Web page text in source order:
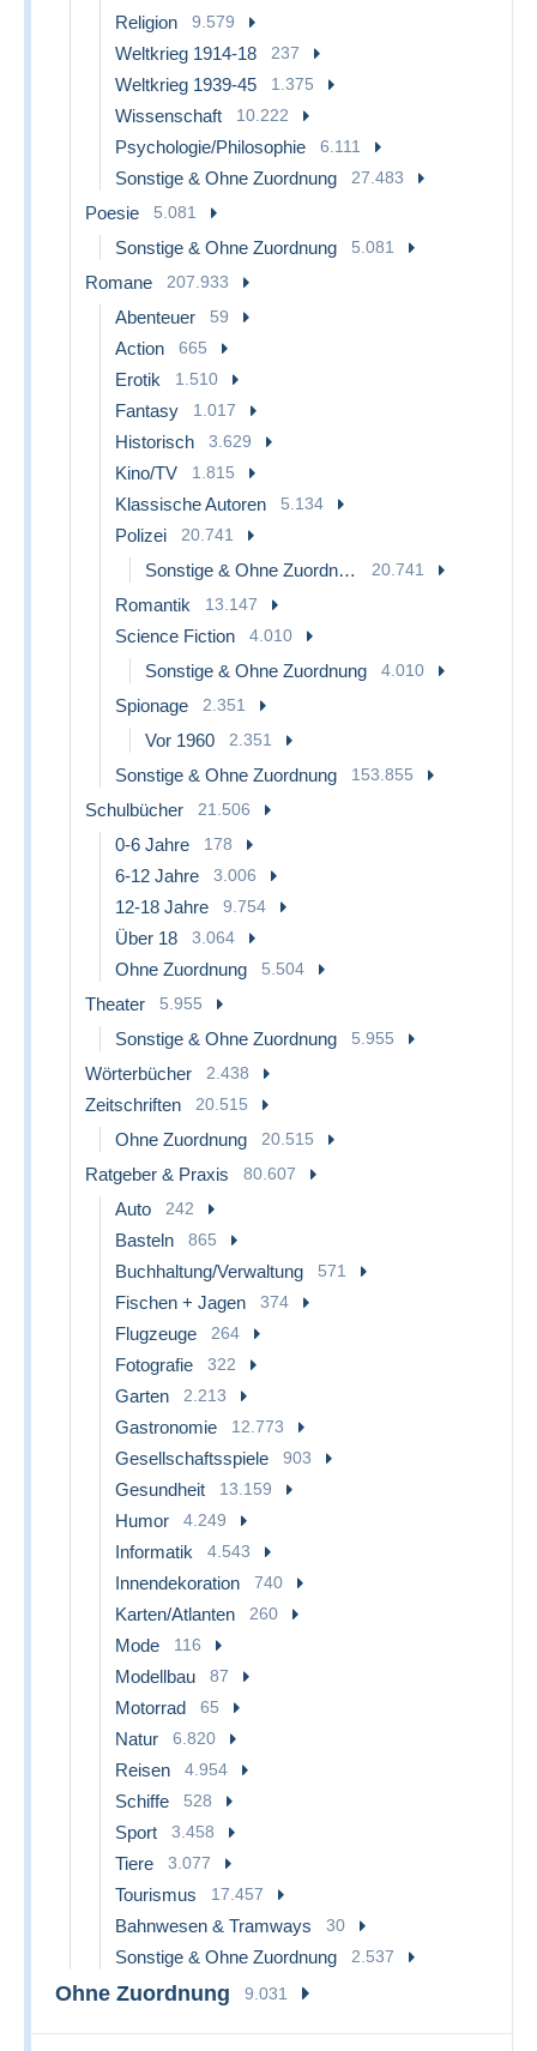
Religion 9.579
Weltkrieg 1914-18 237
Weltkrieg 1939-45 1.375
Wissenschaft 10.222
Psychologie/Philosophie 6.111
Sonstige & Ohne Zuordnung 27.483
Poesie 5.081
Sonstige & Ohne Zuordnung 5.081
Romane 207.933
Abenteuer 59
Action 665
Erotik 1.510
Fantasy 1.017
Historisch 3.629
Kino/TV 1.815
Klassische Autoren 5.134
Polizei 20.741
Sonstige & Ohne Zuordnung 20.741
Romantik 13.147
Science Fiction 4.010
Sonstige & Ohne Zuordnung 4.010
Spionage 2.351
Vor 1960 2.351
Sonstige & Ohne Zuordnung 153.855
Schulbücher 21.506
0-6 Jahre 178
6-12 Jahre 3.006
12-18 Jahre 9.754
Über 18 3.064
Ohne Zuordnung 5.504
Theater 5.955
Sonstige & Ohne Zuordnung 5.955
Wörterbücher 2.438
Zeitschriften 20.515
Ohne Zuordnung 20.515
Ratgeber & Praxis 80.607
Auto 242
Basteln 865
Buchhaltung/Verwaltung 571
Fischen + Jagen 374
Flugzeuge 264
Fotografie 322
Garten 2.213
Gastronomie 12.773
Gesellschaftsspiele 903
Gesundheit 13.159
Humor 4.249
Informatik 4.543
Innendekoration 740
Karten/Atlanten 260
Mode 116
Modellbau 87
Motorrad 65
Natur 6.820
Reisen 4.954
Schiffe 528
Sport 3.458
Tiere 3.077
Tourismus 17.457
Bahnwesen & Tramways 30
Sonstige & Ohne Zuordnung 2.537
Ohne Zuordnung 9.031